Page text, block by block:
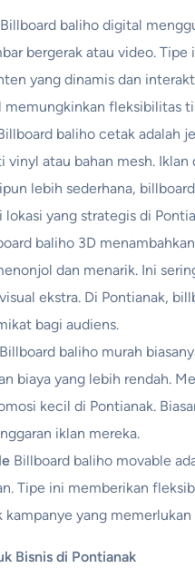
Billboard baliho digital
bergerak atau video.
yang dinamis dan
memungkinkan fleksibilitas
baliho cetak adalah
atau bahan mesh.
lebih sederhana,
yang strategis di
baliho 3D
dan menarik. Ini
ekstra. Di Pontianak,
bagi audiens.
Billboard baliho murah
biaya yang lebih rendah.
kecil di Pontianak.
iklan mereka.
Billboard baliho movable
Tipe ini memberikan
yang
Bisnis di Pontianak